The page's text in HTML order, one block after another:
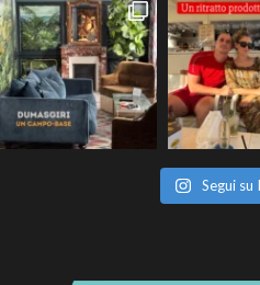
Segui su